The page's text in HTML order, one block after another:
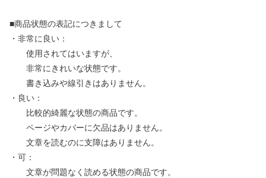
■商品状態の表記につきまして
・非常に良い：
使用されてはいますが、
非常にきれいな状態です。
書き込みや線引きはありません。
・良い：
比較的綺麗な状態の商品です。
ページやカバーに欠品はありません。
文章を読むのに支障はありません。
・可：
文章が問題なく読める状態の商品です。